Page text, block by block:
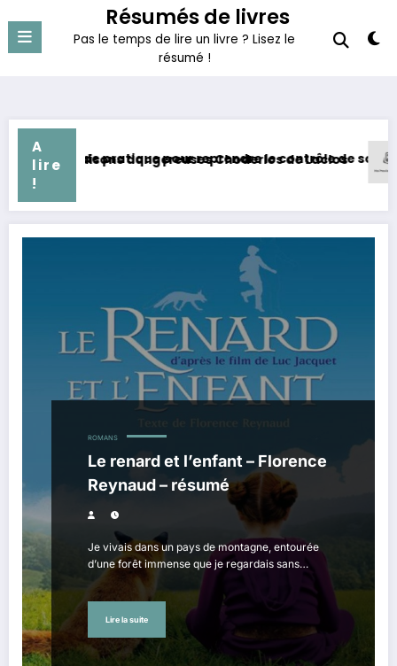
au
contenu
Résumés de livres
Pas le temps de lire un livre ? Lisez le
résumé !
A
lire
!
pratique pour reprendre le contrôle de son budget
dangereuses Choderlos de Laclos Gérer
ROMANS
Le renard et l’enfant – Florence
Reynaud – résumé
Je vivais dans un pays de montagne, entourée
d’une forêt immense que je regardais sans…
Lire la suite